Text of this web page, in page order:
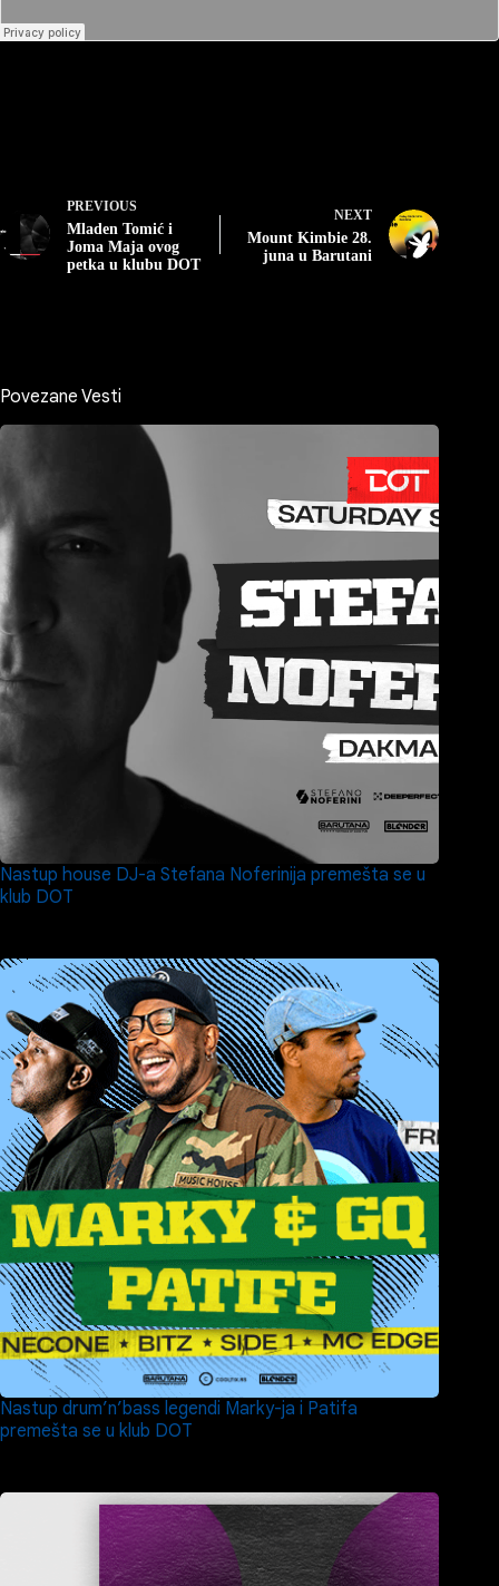
PREVIOUS
Mladen Tomić i
Joma Maja ovog
petka u klubu DOT
NEXT
Mount Kimbie 28.
juna u Barutani
Povezane Vesti
Nastup house DJ-a Stefana Noferinija premešta se u
klub DOT
Nastup drum’n’bass legendi Marky-ja i Patifa
premešta se u klub DOT